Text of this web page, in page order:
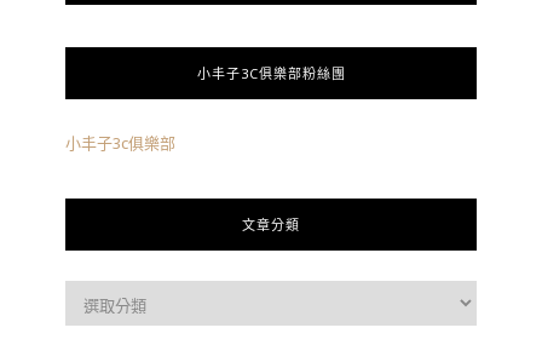
小丰子3C俱樂部粉絲團
小丰子3c俱樂部
文章分類